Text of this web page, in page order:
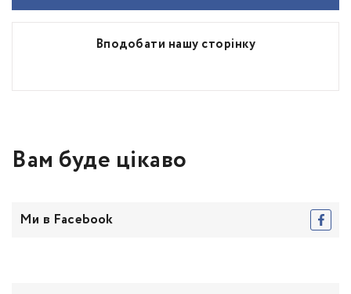
Вподобати нашу сторінку
Вам буде цікаво
Ми в Facebook